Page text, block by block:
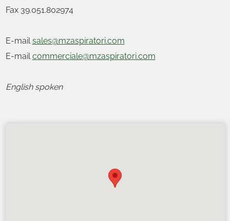
Fax 39.051.802974
E-mailsales@mzaspiratori.com
E-mailcommerciale@mzaspiratori.com
English spoken